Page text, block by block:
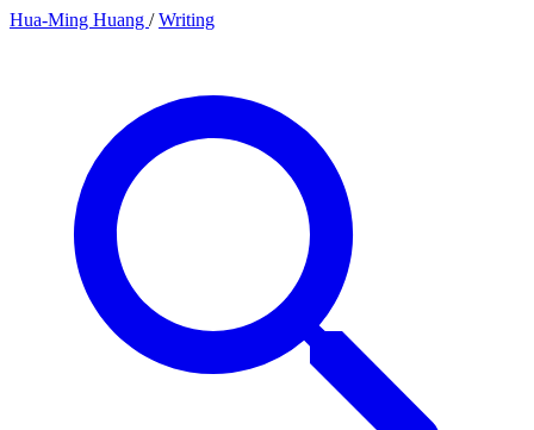
Hua-Ming Huang / Writing